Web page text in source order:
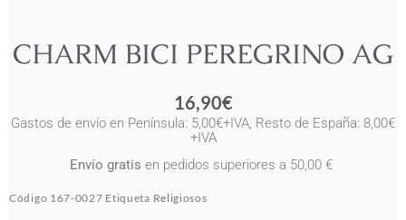
CHARM BICI PEREGRINO AG
16,90€
Gastos de envío en Península: 5,00€+IVA, Resto de España: 8,00€
+IVA
Envío gratis en pedidos superiores a 50,00 €
Código 167-0027 Etiqueta Religiosos